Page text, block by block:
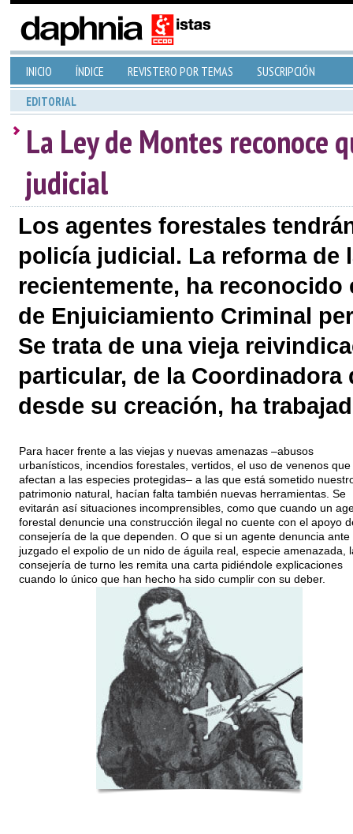
INICIO ÍNDICE REVISTERO POR TEMAS SUSCRIPCIÓN
EDITORIAL
La Ley de Montes reconoce
judicial
Los agentes forestales
policía judicial. La reforma de
recientemente, ha
de Enjuiciamiento Criminal
Se trata de una vieja
particular, de la Coordinadora
desde su creación, ha
Para hacer frente a las viejas y nuevas amenazas –abusos
urbanísticos, incendios forestales, vertidos, el uso de venenos que
afectan a las especies protegidas– a las que está sometido
patrimonio natural, hacían falta también nuevas herramientas. Se
evitarán así situaciones incomprensibles, como que cuando un
forestal denuncie una construcción ilegal no cuente con el apoyo
consejería de la que dependen. O que si un agente denuncia ante
juzgado el expolio de un nido de águila real, especie amenazada,
consejería de turno les remita una carta pidiéndole explicaciones
cuando lo único que han hecho ha sido cumplir con su deber.